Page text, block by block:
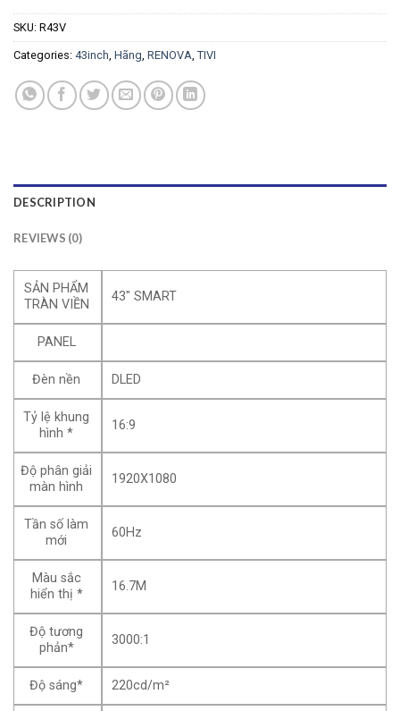
SKU: R43V
Categories: 43inch, Hãng, RENOVA, TIVI
DESCRIPTION
REVIEWS (0)
SẢN PHẨM
TRÀN VIỀN
43″ SMART
PANEL
Đèn nền DLED
Tỷ lệ khung
hình *
16:9
Độ phân giải
màn hình
1920X1080
Tần số làm
mới
60Hz
Màu sắc
hiển thị *
16.7M
Độ tương
phản*
3000:1
Độ sáng* 220cd/m²